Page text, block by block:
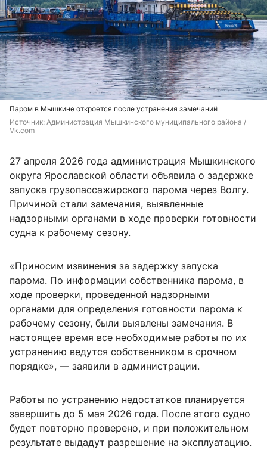
Паром в Мышкине откроется после устранения замечаний
Источник: Администрация Мышкинского муниципального района /
Vk.com
27 апреля 2026 года администрация Мышкинского
округа Ярославской области объявила о задержке
запуска грузопассажирского парома через Волгу.
Причиной стали замечания, выявленные
надзорными органами в ходе проверки готовности
судна к рабочему сезону.
«Приносим извинения за задержку запуска
парома. По информации собственника парома, в
ходе проверки, проведенной надзорными
органами для определения готовности парома к
рабочему сезону, были выявлены замечания. В
настоящее время все необходимые работы по их
устранению ведутся собственником в срочном
порядке», — заявили в администрации.
Работы по устранению недостатков планируется
завершить до 5 мая 2026 года. После этого судно
будет повторно проверено, и при положительном
результате выдадут разрешение на эксплуатацию.